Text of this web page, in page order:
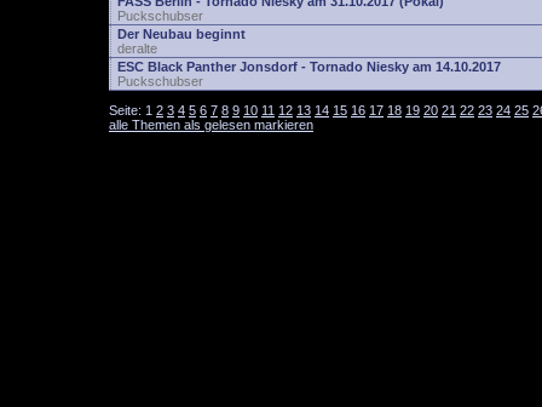
Puckschubser
Der Neubau beginnt
deralte
ESC Black Panther Jonsdorf - Tornado Niesky am 14.10.2017
Puckschubser
Seite: 1 2 3 4 5 6 7 8 9 10 11 12 13 14 15 16 17 18 19 20 21 22 23 24 25
alle Themen als gelesen markieren